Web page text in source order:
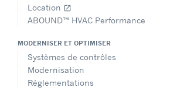
Location open_in_new
ABOUND™ HVAC Performance
MODERNISER ET OPTIMISER
Systèmes de contrôles
Modernisation
Réglementations